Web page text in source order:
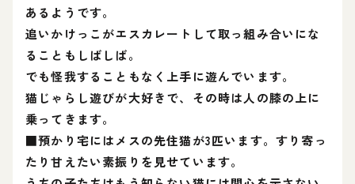
あるようです。
追いかけっこがエスカレートして取っ組み合いにな
ることもしばしば。
でも怪我することもなく上手に遊んでいます。
猫じゃらし遊びが大好きで、その時は人の膝の上に
乗ってきます。
■預かり宅にはメスの先住猫が3匹います。すり寄っ
たり甘えたい素振りを見せています。